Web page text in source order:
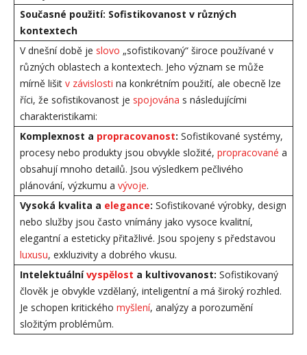
Současné použití: Sofistikovanost v různých
kontextech
V dnešní době je slovo „sofistikovaný“ široce používané v
různých oblastech a kontextech. Jeho význam se může
mírně lišit v závislosti na konkrétním použití, ale obecně lze
říci, že sofistikovanost je spojována s následujícími
charakteristikami:
Komplexnost a propracovanost: Sofistikované systémy,
procesy nebo produkty jsou obvykle složité, propracované a
obsahují mnoho detailů. Jsou výsledkem pečlivého
plánování, výzkumu a vývoje.
Vysoká kvalita a elegance: Sofistikované výrobky, design
nebo služby jsou často vnímány jako vysoce kvalitní,
elegantní a esteticky přitažlivé. Jsou spojeny s představou
luxusu, exkluzivity a dobrého vkusu.
Intelektuálnívyspělost a kultivovanost: Sofistikovaný
člověk je obvykle vzdělaný, inteligentní a má široký rozhled.
Je schopen kritického myšlení, analýzy a porozumění
složitým problémům.